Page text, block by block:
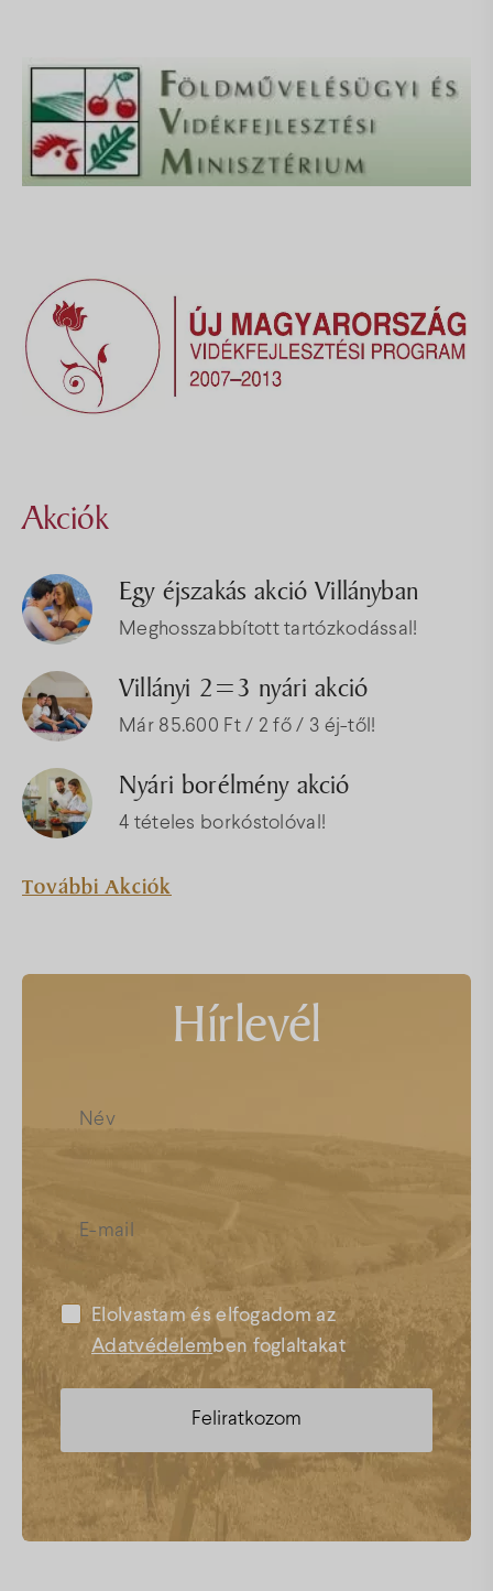
Akciók
Egy éjszakás akció Villányban
Meghosszabbított tartózkodással!
Villányi 2=3 nyári akció
Már 85.600 Ft / 2 fő / 3 éj-től!
Nyári borélmény akció
4 tételes borkóstolóval!
További Akciók
Hírlevél
Elolvastam és elfogadom az
Adatvédelemben foglaltakat
Gyakori kérdések